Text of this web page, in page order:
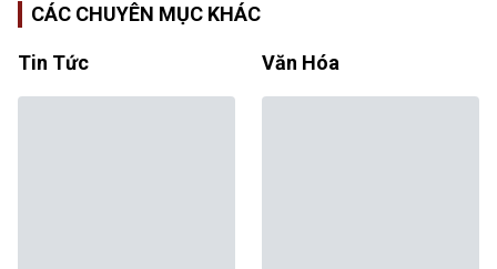
CÁC CHUYÊN MỤC KHÁC
Tin Tức Văn Hóa